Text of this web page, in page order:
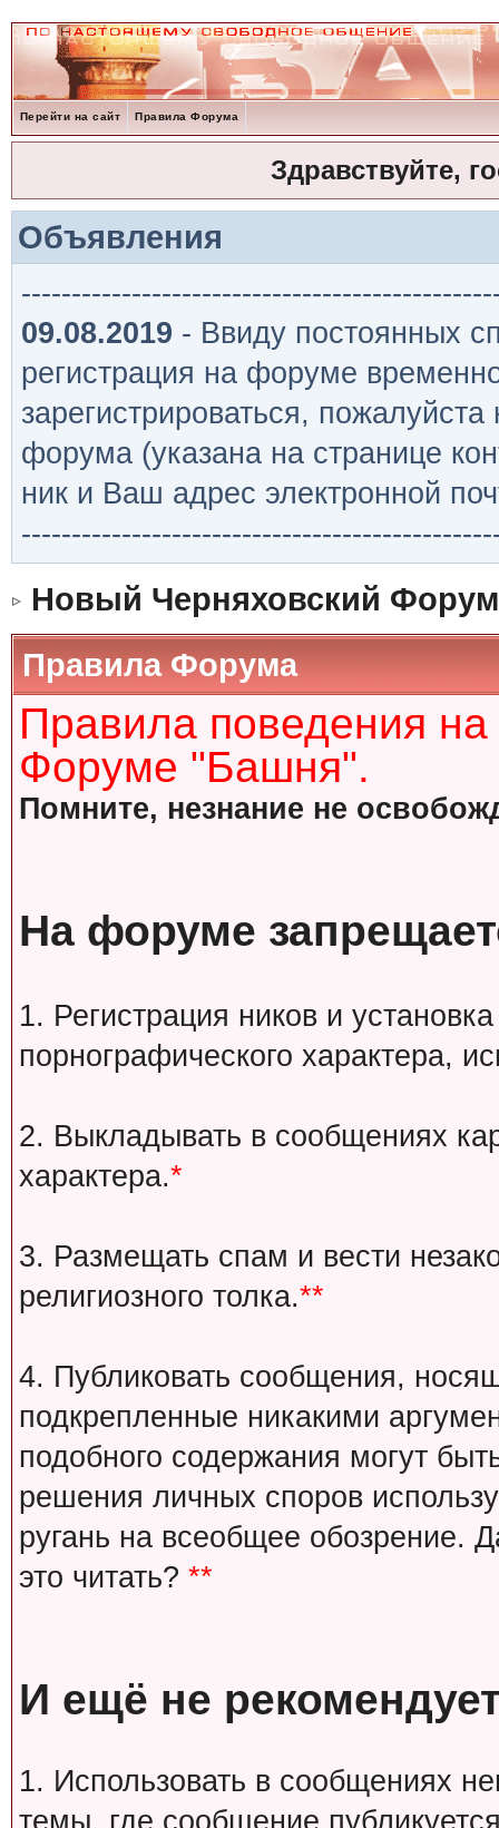
Перейти на сайт Правила Форума
Здравствуйте,
Объявления
09.08.2019 - Ввиду постоянных
регистрация на форуме
зарегистрироваться,
форума (указана на странице
ник и Ваш адрес электронной
Новый Черняховский Форум
Правила Форума
Правила поведения
Форуме "Башня".
Помните, незнание не
На форуме
1. Регистрация ников и
порнографического характера,
2. Выкладывать в сообщениях
характера.*
3. Размещать спам и вести
религиозного толка.**
4. Публиковать сообщения,
подкрепленные никакими
подобного содержания могут
решения личных споров
ругань на всеобщее обозрение.
это читать? **
И ещё не
1. Использовать в сообщениях
темы, где сообщение